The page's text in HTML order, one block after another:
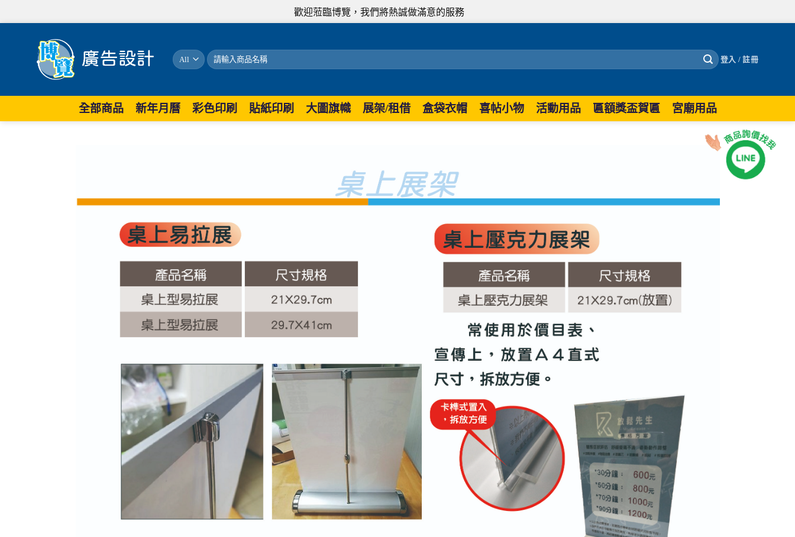
歡迎蒞臨博覽，我們將熱誠做滿意的服務
登入 / 註冊
全部商品 新年月曆 彩色印刷 貼紙印刷 大圖旗幟 展架/租借 盒袋衣帽 喜帖小物 活動用品 匾額獎盃賀匾 宮廟用品